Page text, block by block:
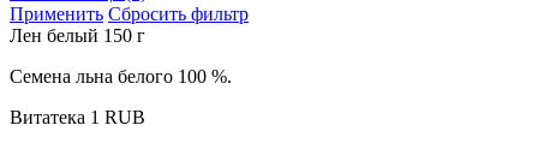
Применить Сбросить фильтр
Лен белый 150 г
Семена льна белого 100 %.
Витатека 1 RUB